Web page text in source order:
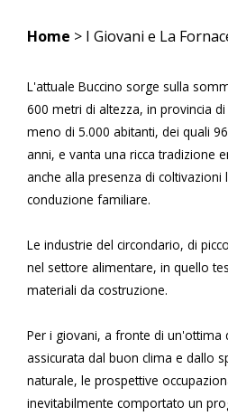
Home > I Giovani e La
L'attuale Buccino sorge sulla
600 metri di altezza, in provincia
meno di 5.000 abitanti, dei quali
anni, e vanta una ricca tradizione
anche alla presenza di coltivazioni
conduzione familiare.
Le industrie del circondario, di
nel settore alimentare, in quello
materiali da costruzione.
Per i giovani, a fronte di un'ottima
assicurata dal buon clima e dallo
naturale, le prospettive
inevitabilmente comportato un